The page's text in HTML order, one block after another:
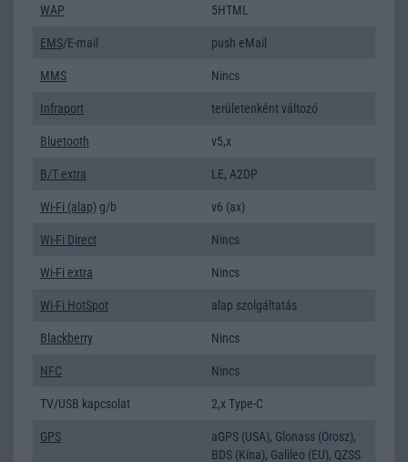
WAP 5HTML
EMS/E-mail push eMail
MMS Nincs
Infraport területenként változó
Bluetooth v5,x
B/T extra LE, A2DP
Wi-Fi (alap) g/b v6 (ax)
Wi-Fi Direct Nincs
Wi-Fi extra Nincs
Wi-Fi HotSpot alap szolgáltatás
Blackberry Nincs
NFC Nincs
TV/USB kapcsolat 2,x Type-C
GPS
aGPS (USA), Glonass (Orosz),
BDS (Kína), Galileo (EU), QZSS